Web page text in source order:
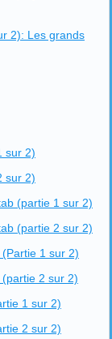
2): Les grands
sur 2)
sur 2)
(partie 1 sur 2)
(partie 2 sur 2)
1 sur 2)
2 sur 2)
1 sur 2)
2 sur 2)